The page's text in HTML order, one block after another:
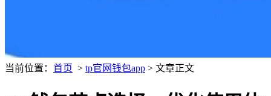
当前位置： 首页 > tp官网钱包app > 文章正文